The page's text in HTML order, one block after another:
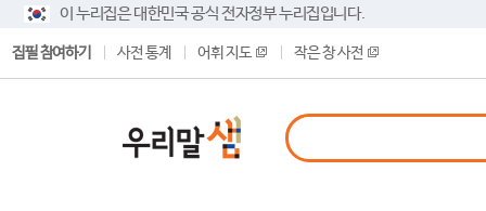
이 누리집은 대한민국 공식 전자정부 누리집입니다.
집필 참여하기 사전 통계 어휘 지도 작은 창 사전